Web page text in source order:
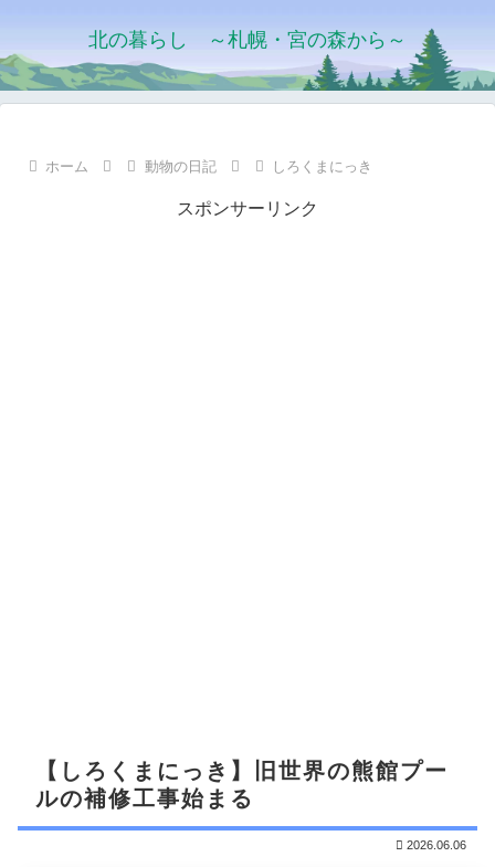
北の暮らし ～札幌・宮の森から～
ホーム 動物の日記 しろくまにっき
スポンサーリンク
【しろくまにっき】旧世界の熊館プー
ルの補修工事始まる
2026.06.06